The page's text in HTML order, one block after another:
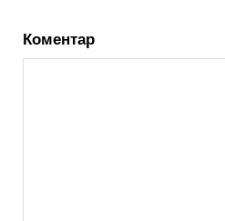
Коментар